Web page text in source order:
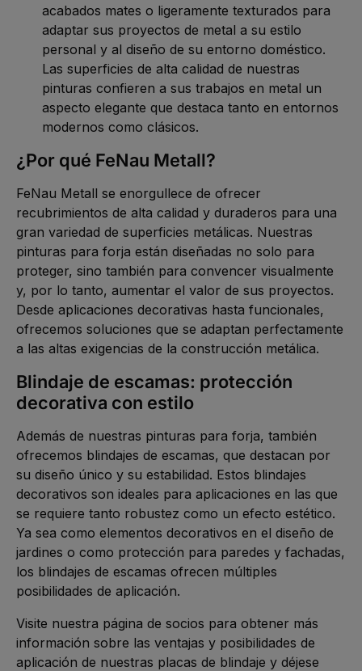
acabados mates o ligeramente texturados para
adaptar sus proyectos de metal a su estilo
personal y al diseño de su entorno doméstico.
Las superficies de alta calidad de nuestras
pinturas confieren a sus trabajos en metal un
aspecto elegante que destaca tanto en entornos
modernos como clásicos.
¿Por qué FeNau Metall?
FeNau Metall se enorgullece de ofrecer
recubrimientos de alta calidad y duraderos para una
gran variedad de superficies metálicas. Nuestras
pinturas para forja están diseñadas no solo para
proteger, sino también para convencer visualmente
y, por lo tanto, aumentar el valor de sus proyectos.
Desde aplicaciones decorativas hasta funcionales,
ofrecemos soluciones que se adaptan perfectamente
a las altas exigencias de la construcción metálica.
Blindaje de escamas: protección
decorativa con estilo
Además de nuestras pinturas para forja, también
ofrecemos blindajes de escamas, que destacan por
su diseño único y su estabilidad. Estos blindajes
decorativos son ideales para aplicaciones en las que
se requiere tanto robustez como un efecto estético.
Ya sea como elementos decorativos en el diseño de
jardines o como protección para paredes y fachadas,
los blindajes de escamas ofrecen múltiples
posibilidades de aplicación.
Visite nuestra página de socios para obtener más
información sobre las ventajas y posibilidades de
aplicación de nuestras placas de blindaje y déjese